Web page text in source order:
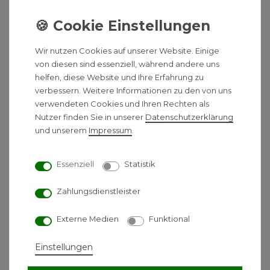
400, Internetschnittstelle, Warmwasserspeicher,
elektrischen Zuheizer, Ausdehnungsgefäß,
Umwälzpumpe, Sicherheitsventil und Bypass
Typformel: CS7000iAW 7 IRM-S
Klasse für die jahreszeitbedingte
Raumheizungs-Energieeffizienz (55 Grad C
Vorlauftemperatur): A++
Jahreszeitbedingte Raumheizungs-Energieeffizienz
bei durchschnittlichen Klimaverhältnissen (55 Grad C
Nennwärmeleistung bei durchschnittlichen
kW
Klasse für die Warmwasserbereitungs-
Warmwasserbereitungs-Energieeffizienz bei
Wir nutzen Cookies auf unserer Website. Einige
von diesen sind essenziell, während andere uns
helfen, diese Website und Ihre Erfahrung zu
verbessern. Weitere Informationen zu den von uns
verwendeten Cookies und Ihren Rechten als
Nutzer finden Sie in unserer Daten­schutz­erklärung
und unserem Impressum
Essenziell Statistik
Zahlungsdienstleister
Externe Medien Funktional
Einstellungen